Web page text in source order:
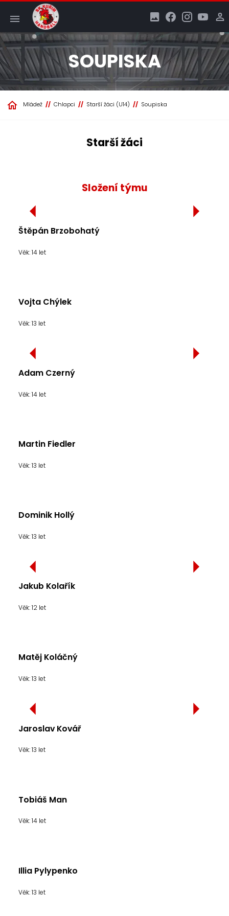
SOUPISKA
Mládež Chlapci Starší žáci (U14) Soupiska
Starší žáci
Složení týmu
Štěpán Brzobohatý
Věk: 14 let
Vojta Chýlek
Věk: 13 let
Adam Czerný
Věk: 14 let
Martin Fiedler
Věk: 13 let
Dominik Hollý
Věk: 13 let
Jakub Kolařík
Věk: 12 let
Matěj Koláčný
Věk: 13 let
Jaroslav Kovář
Věk: 13 let
Tobiáš Man
Věk: 14 let
Illia Pylypenko
Věk: 13 let